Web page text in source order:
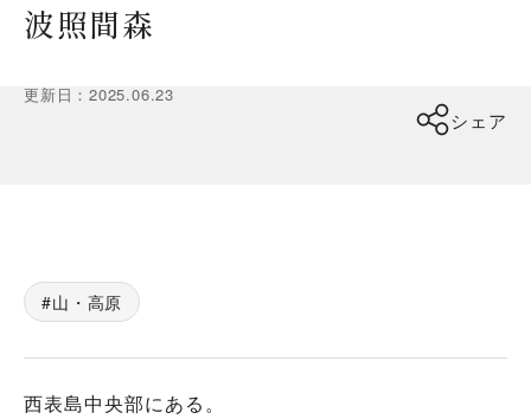
波照間森
更新日 ：2025.06.23
シェア
山・高原
西表島中央部にある。